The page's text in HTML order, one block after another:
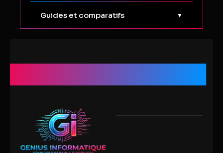
Cartes graphiques
PC gaming
Tendances technologiques
Guides et comparatifs ▼
Comparatifs PC portable
Comparatifs composants